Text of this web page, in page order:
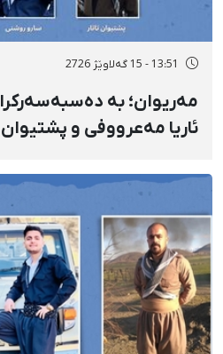
13:51 - 15 گەلاوێژ 2726
مەریوان؛ بە
ئاریا مەعرووفی و پشتیوان
بۆ شەش کەس زیادی کرد